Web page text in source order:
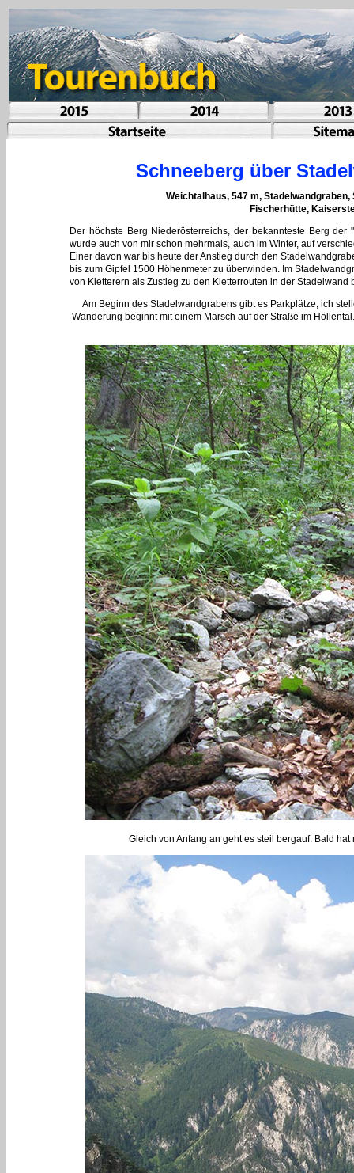
Schneeberg über
Weichtalhaus, 547 m,
Fischerhütte,
Der höchste Berg Niederösterreichs, der bekannteste Berg
wurde auch von mir schon mehrmals, auch im Winter, auf
Einer davon war bis heute der Anstieg durch den
bis zum Gipfel 1500 Höhenmeter zu überwinden. Im
von Kletterern als Zustieg zu den Kletterrouten in der Stadelwand
Am Beginn des Stadelwandgrabens gibt es Parkplätze, ich
Wanderung beginnt mit einem Marsch auf der Straße im
Gleich von Anfang an geht es steil bergauf. Bald